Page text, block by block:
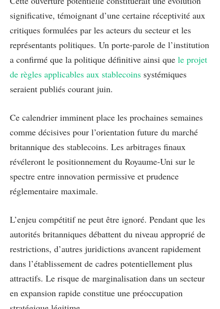
significative, témoignant d’une certaine réceptivité aux
critiques formulées par les acteurs du secteur et les
représentants politiques. Un porte-parole de l’institution
a confirmé que la politique définitive ainsi que le projet
de règles applicables aux stablecoins systémiques
seraient publiés courant juin.
Ce calendrier imminent place les prochaines semaines
comme décisives pour l’orientation future du marché
britannique des stablecoins. Les arbitrages finaux
révéleront le positionnement du Royaume-Uni sur le
spectre entre innovation permissive et prudence
réglementaire maximale.
L’enjeu compétitif ne peut être ignoré. Pendant que les
autorités britanniques débattent du niveau approprié de
restrictions, d’autres juridictions avancent rapidement
dans l’établissement de cadres potentiellement plus
attractifs. Le risque de marginalisation dans un secteur
en expansion rapide constitue une préoccupation